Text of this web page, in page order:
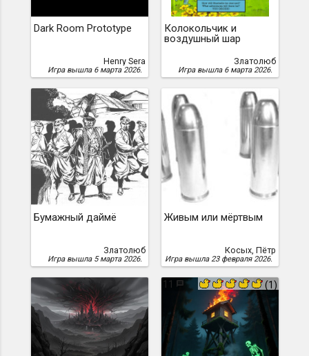
Dark Room Prototype
Henry Sera
Игра вышла 6 марта 2026.
Колокольчик и
воздушный шар
Златолюб
Игра вышла 6 марта 2026.
Бумажный даймё
Златолюб
Игра вышла 5 марта 2026.
Живым или мёртвым
Косых, Пётр
Игра вышла 23 февраля 2026.
11 (1)